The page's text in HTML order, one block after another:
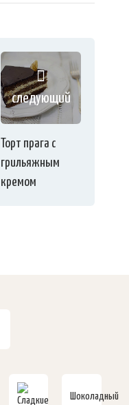
следующий
Торт прага с
грильяжным
кремом
Шоколадный